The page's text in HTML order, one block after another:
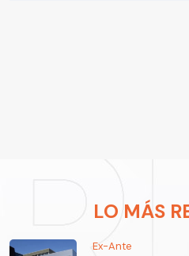
LO MÁS
Ex-Ante